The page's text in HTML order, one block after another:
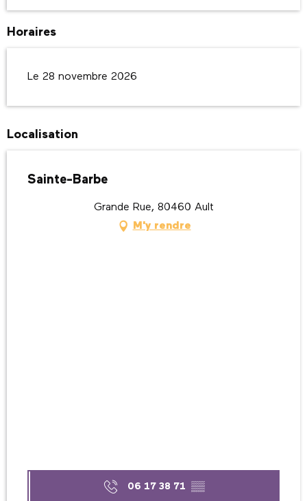
Horaires
Le 28 novembre 2026
Localisation
Sainte-Barbe
Grande Rue, 80460 Ault
M'y rendre
06 17 38 71 ▒▒